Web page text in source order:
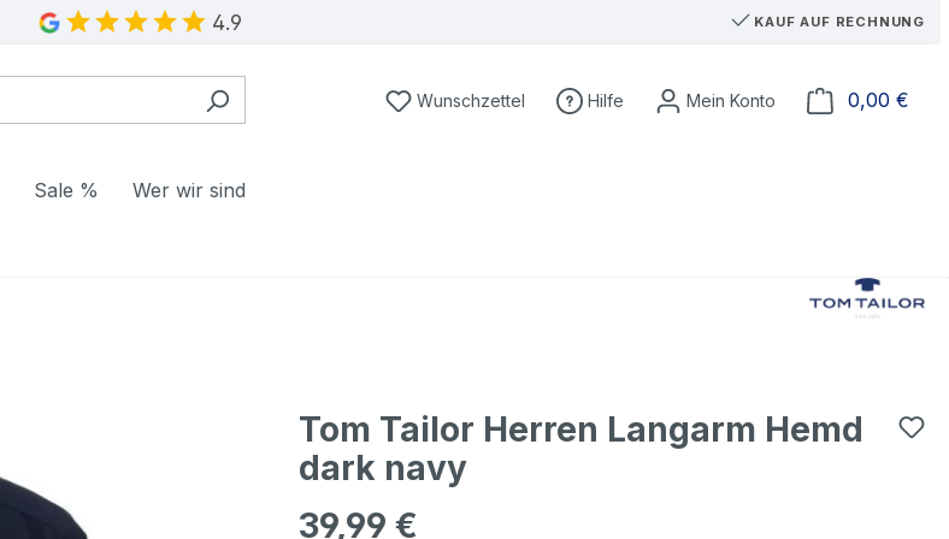
4.9 KAUF AUF RECHNUNG
Du hast 0 Produkte auf dem Merkzettel
Wunschzettel Hilfe 0,00 €
Sale % Wer wir sind
Tom Tailor Herren Langarm Hemd
dark navy
Regulärer Preis:
39,99 €